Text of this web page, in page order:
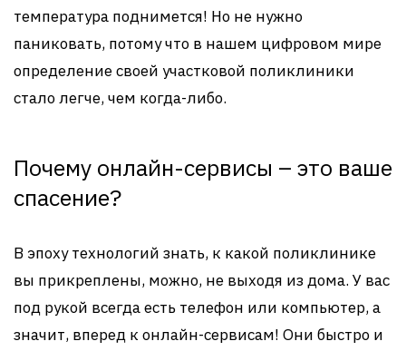
температура поднимется! Но не нужно
паниковать, потому что в нашем цифровом мире
определение своей участковой поликлиники
стало легче, чем когда-либо.
Почему онлайн-сервисы – это ваше
спасение?
В эпоху технологий знать, к какой поликлинике
вы прикреплены, можно, не выходя из дома. У вас
под рукой всегда есть телефон или компьютер, а
значит, вперед к онлайн-сервисам! Они быстро и